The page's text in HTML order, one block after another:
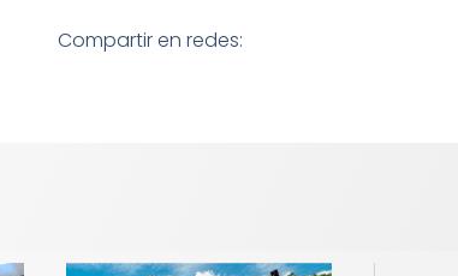
Compartir en redes: